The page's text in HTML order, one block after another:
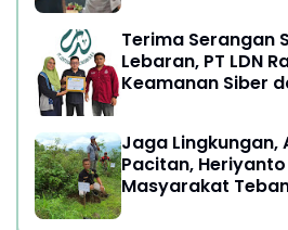
Terima Serangan
Lebaran, PT LDN
Keamanan Siber
Jaga Lingkungan,
Pacitan,
Masyarakat